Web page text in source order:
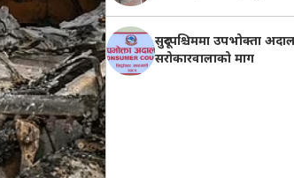
सुदूरपश्चिममा उपभोक्ता
सरोकारवालाको माग